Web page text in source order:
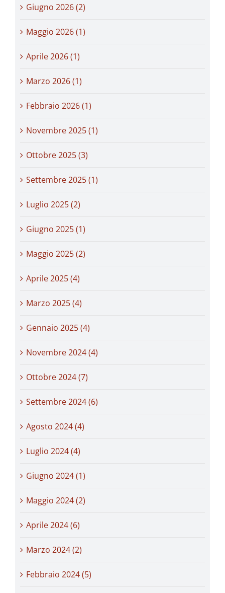
Giugno 2026 (2)
Maggio 2026 (1)
Aprile 2026 (1)
Marzo 2026 (1)
Febbraio 2026 (1)
Novembre 2025 (1)
Ottobre 2025 (3)
Settembre 2025 (1)
Luglio 2025 (2)
Giugno 2025 (1)
Maggio 2025 (2)
Aprile 2025 (4)
Marzo 2025 (4)
Gennaio 2025 (4)
Novembre 2024 (4)
Ottobre 2024 (7)
Settembre 2024 (6)
Agosto 2024 (4)
Luglio 2024 (4)
Giugno 2024 (1)
Maggio 2024 (2)
Aprile 2024 (6)
Marzo 2024 (2)
Febbraio 2024 (5)